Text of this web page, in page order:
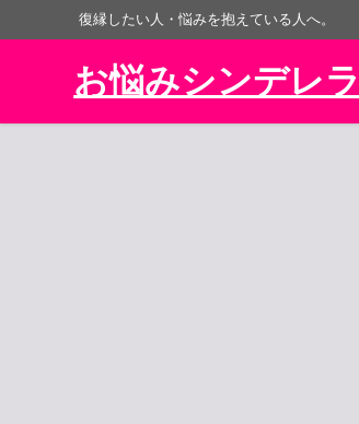
復縁したい人・悩みを抱えている人へ。
お悩みシンデレラ